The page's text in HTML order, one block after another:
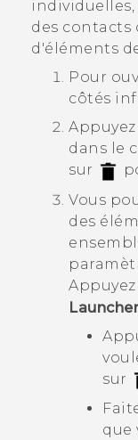
individuelles,
des contacts
d'éléments
Pour
côtés
dans le
sur
Vous
des
Appuyez
Launcher
sur
que